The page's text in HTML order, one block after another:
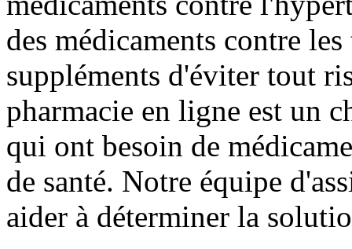
des médicaments contre
suppléments d'éviter tout
pharmacie en ligne est un
qui ont besoin de
de santé. Notre équipe
aider à déterminer la